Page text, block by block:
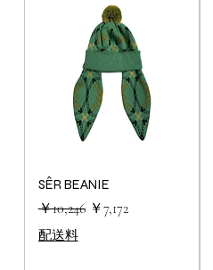
SÊR BEANIE
通常価格
￥10,246 セール価格
￥7,172
配送料